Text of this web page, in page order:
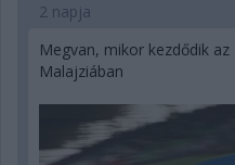
2 napja
Megvan, mikor kezdődik
Malajziában